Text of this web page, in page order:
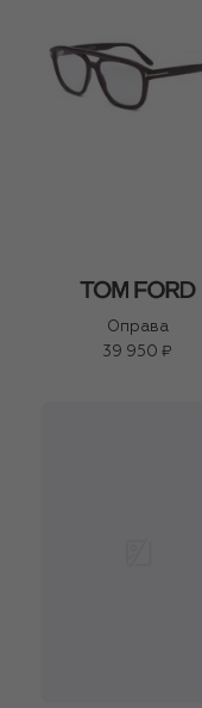
Оправа
39 950 ₽